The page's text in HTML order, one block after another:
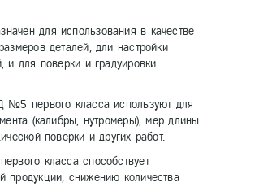
для использования в качестве
деталей, дли настройки
и для поверки и градуировки
№5 первого класса используют для
(калибры, нутромеры), мер длины
поверки и других работ.
класса способствует
продукции, снижению количества